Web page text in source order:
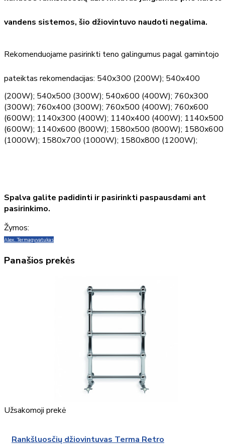
vandens sistemos, šio džiovintuvo naudoti negalima.
Rekomenduojame pasirinkti teno galingumus pagal gamintojo
pateiktas rekomendacijas: 540x300 (200W); 540x400
(200W); 540x500 (300W); 540x600 (400W); 760x300
(300W); 760x400 (300W); 760x500 (400W); 760x600
(600W); 1140x300 (400W); 1140x400 (400W); 1140x500
(600W); 1140x600 (800W); 1580x500 (800W); 1580x600
(1000W); 1580x700 (1000W); 1580x800 (1200W);
Spalva galite padidinti ir pasirinkti paspausdami ant
pasirinkimo.
Žymos:
Alex. Termagyvatukas
Panašios prekės
Užsakomoji prekė
Rankšluosčių džiovintuvas Terma Retro